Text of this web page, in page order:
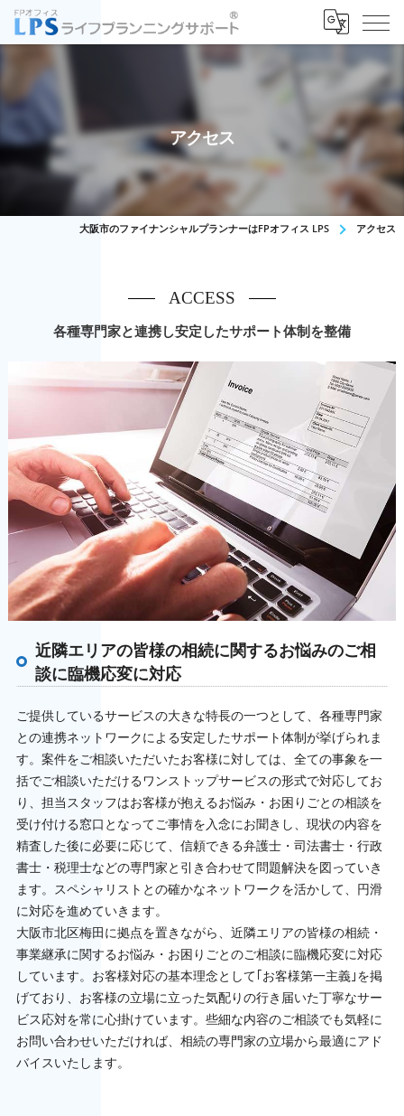
アクセス
大阪市のファイナンシャルプランナーはFPオフィス LPS アクセス
各種専門家と連携し安定したサポート体制を整備
ACCESS
近隣エリアの皆様の相続に関するお悩みのご相
談に臨機応変に対応
ご提供しているサービスの大きな特長の一つとして、各種専門家
との連携ネットワークによる安定したサポート体制が挙げられま
す。案件をご相談いただいたお客様に対しては、全ての事象を一
括でご相談いただけるワンストップサービスの形式で対応してお
り、担当スタッフはお客様が抱えるお悩み・お困りごとの相談を
受け付ける窓口となってご事情を入念にお聞きし、現状の内容を
精査した後に必要に応じて、信頼できる弁護士・司法書士・行政
書士・税理士などの専門家と引き合わせて問題解決を図っていき
ます。スペシャリストとの確かなネットワークを活かして、円滑
に対応を進めていきます。
大阪市北区梅田に拠点を置きながら、近隣エリアの皆様の相続・
事業継承に関するお悩み・お困りごとのご相談に臨機応変に対応
しています。お客様対応の基本理念として｢お客様第一主義｣を掲
げており、お客様の立場に立った気配りの行き届いた丁寧なサー
ビス応対を常に心掛けています。些細な内容のご相談でも気軽に
お問い合わせいただければ、相続の専門家の立場から最適にアド
バイスいたします。